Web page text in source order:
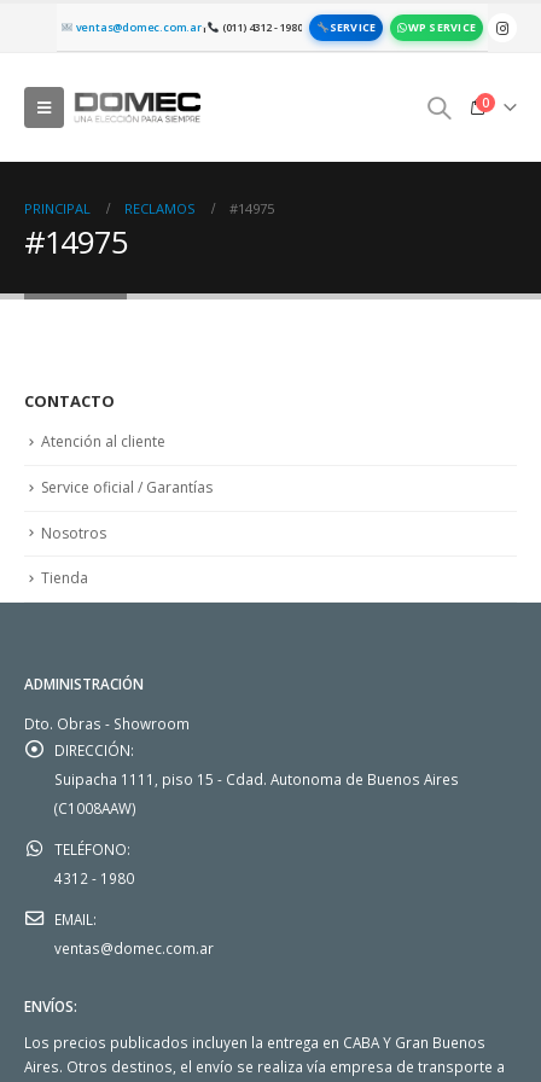
ventas@domec.com.ar| (011) 4312 - 1980 SERVICE WP SERVICE
0
PRINCIPAL RECLAMOS #14975
#14975
CONTACTO
Atención al cliente
Service oficial / Garantías
Nosotros
Tienda
ADMINISTRACIÓN
Dto. Obras - Showroom
DIRECCIÓN:
Suipacha 1111, piso 15 - Cdad. Autonoma de Buenos Aires
(C1008AAW)
TELÉFONO:
4312 - 1980
EMAIL:
ventas@domec.com.ar
ENVÍOS:
Los precios publicados incluyen la entrega en CABA Y Gran Buenos
Aires. Otros destinos, el envío se realiza vía empresa de transporte a